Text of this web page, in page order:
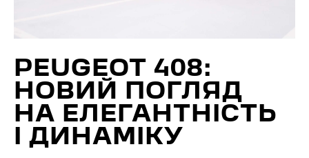
PEUGEOT 408:
НОВИЙ ПОГЛЯД
НА ЕЛЕГАНТНІСТЬ
І ДИНАМІКУ